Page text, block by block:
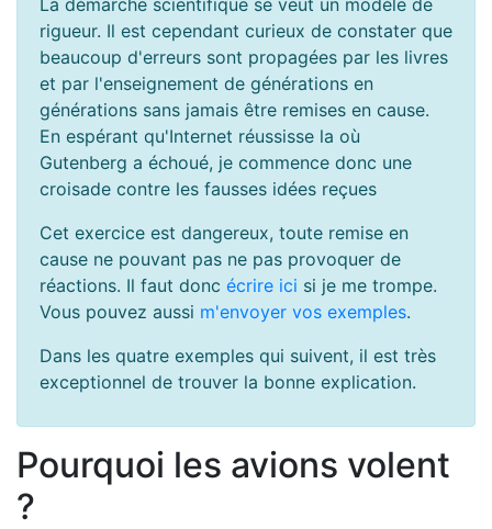
La démarche scientifique se veut un modèle de
rigueur. Il est cependant curieux de constater que
beaucoup d'erreurs sont propagées par les livres
et par l'enseignement de générations en
générations sans jamais être remises en cause.
En espérant qu'Internet réussisse la où
Gutenberg a échoué, je commence donc une
croisade contre les fausses idées reçues
Cet exercice est dangereux, toute remise en
cause ne pouvant pas ne pas provoquer de
réactions. Il faut donc écrire ici si je me trompe.
Vous pouvez aussi m'envoyer vos exemples.
Dans les quatre exemples qui suivent, il est très
exceptionnel de trouver la bonne explication.
Pourquoi les avions volent
?